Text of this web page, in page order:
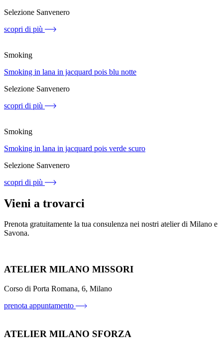
Selezione Sanvenero
scopri di più
Smoking
Smoking in lana in jacquard pois blu notte
Selezione Sanvenero
scopri di più
Smoking
Smoking in lana in jacquard pois verde scuro
Selezione Sanvenero
scopri di più
Vieni a trovarci
Prenota gratuitamente la tua consulenza nei nostri atelier di Milano e
Savona.
ATELIER MILANO MISSORI
Corso di Porta Romana, 6, Milano
prenota appuntamento
ATELIER MILANO SFORZA